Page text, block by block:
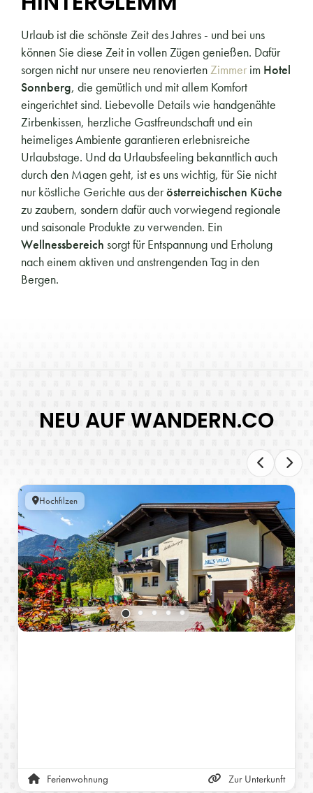
Urlaub ist die schönste Zeit des Jahres - und bei uns
können Sie diese Zeit in vollen Zügen genießen. Dafür
sorgen nicht nur unsere neu renoviertenZimmer im Hotel
Sonnberg, die gemütlich und mit allem Komfort
eingerichtet sind. Liebevolle Details wie handgenähte
Zirbenkissen, herzliche Gastfreundschaft und ein
heimeliges Ambiente garantieren erlebnisreiche
Urlaubstage. Und da Urlaubsfeeling bekanntlich auch
durch den Magen geht, ist es uns wichtig, für Sie nicht
nur köstliche Gerichte aus derösterreichischen Küche
zu zaubern, sondern dafür auch vorwiegend regionale
und saisonale Produkte zu verwenden. Ein
Wellnessbereich sorgt für Entspannung und Erholung
nach einem aktiven und anstrengenden Tag in den
Bergen.
NEU AUF WANDERN.CO
Hochfilzen
Ferienwohnung Zur Unterkunft